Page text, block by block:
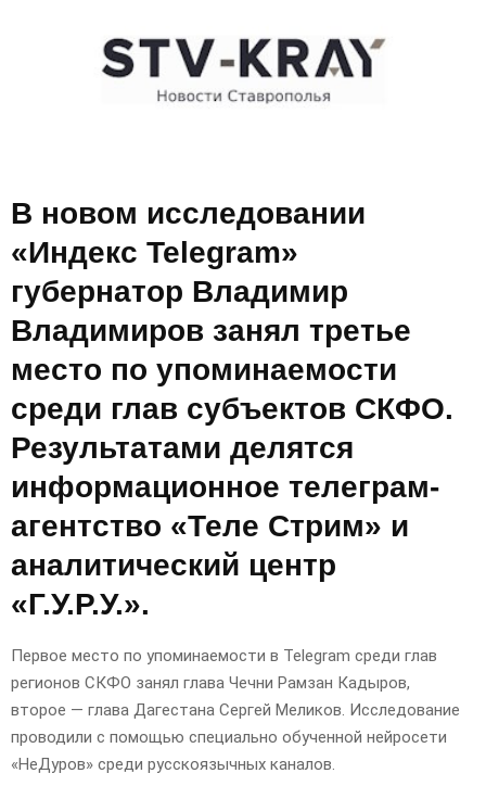
В новом исследовании
«Индекс Telegram»
губернатор Владимир
Владимиров занял третье
место по упоминаемости
среди глав субъектов СКФО.
Результатами делятся
информационное телеграм-
агентство «Теле Стрим» и
аналитический центр
«Г.У.Р.У.».
Первое место по упоминаемости в Telegram среди глав
регионов СКФО занял глава Чечни Рамзан Кадыров,
второе — глава Дагестана Сергей Меликов. Исследование
проводили с помощью специально обученной нейросети
«НеДуров» среди русскоязычных каналов.